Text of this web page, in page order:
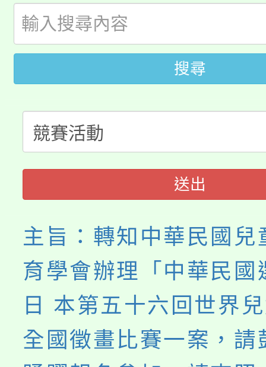
開!
115年桃園市運動會8/
田徑場及游泳池舉行。
桃園市低收入戶享有免
視費優惠，中低收入戶
半價優惠，詳情可洽有
者。
大園自造教育及科技
份教師增能研習
份教師研習
淨零綠生活教案入校路
會
程
搜尋
送出
主旨：轉知中華民國兒
育學會辦理「中華民國
日 本第五十六回世界
全國徵畫比賽一案，請